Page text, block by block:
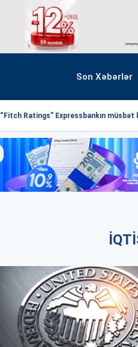
Son Xəbərlər
“Fitch Ratings” Expressbankın